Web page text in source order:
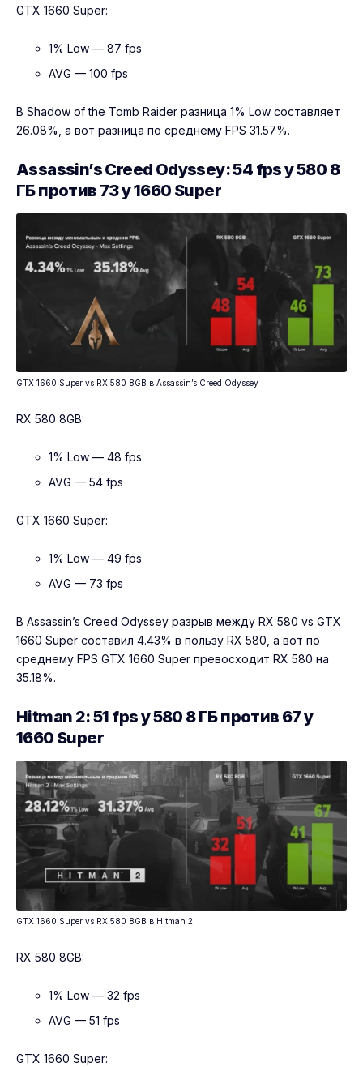
GTX 1660 Super:
1% Low — 87 fps
AVG — 100 fps
В Shadow of the Tomb Raider разница 1% Low составляет
26.08%, а вот разница по среднему FPS 31.57%.
Assassin’s Creed Odyssey: 54 fps у 580 8
ГБ против 73 у 1660 Super
GTX 1660 Super vs RX 580 8GB в Assassin’s Creed Odyssey
RX 580 8GB:
1% Low — 48 fps
AVG — 54 fps
GTX 1660 Super:
1% Low — 49 fps
AVG — 73 fps
В Assassin’s Creed Odyssey разрыв между RX 580 vs GTX
1660 Super составил 4.43% в пользу RX 580, а вот по
среднему FPS GTX 1660 Super превосходит RX 580 на
35.18%.
Hitman 2: 51 fps у 580 8 ГБ против 67 у
1660 Super
GTX 1660 Super vs RX 580 8GB в Hitman 2
RX 580 8GB:
1% Low — 32 fps
AVG — 51 fps
GTX 1660 Super: